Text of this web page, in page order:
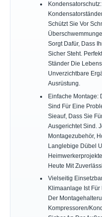
Schützt Sie Vor
Sorgt Dafür, Dass
Sicher Steht.
Ständer Die
Unverzichtbare
Ausrüstung.
Einfache Montage:
Sind Für Eine
Sieauf, Dass Sie
Ausgerichtet Sind.
Montagezubehör,
Langlebige Dübel
Heute Mit
Vielseitig
Klimaanlage Ist
Der
Kompressoren/